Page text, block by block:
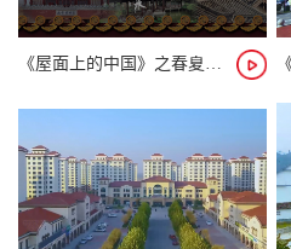
瓦源
瓦，从西周、到秦汉、明清至今
收藏了上百余件砖瓦真品，再现